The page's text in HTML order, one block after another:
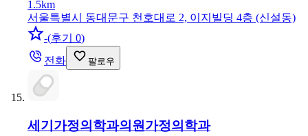
1.5km
서울특별시 동대문구 천호대로 2, 이지빌딩 4층 (신설동)
-(후기 0)
전화
팔로우
세기가정의학과의원 가정의학과